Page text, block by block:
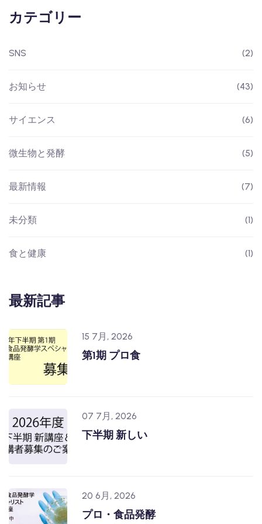
カテゴリー
SNS (2)
お知らせ (43)
サイエンス (6)
微生物と発酵 (5)
最新情報 (7)
未分類 (1)
食と健康 (1)
最新記事
15 7月, 2026
第1期 プロ食
07 7月, 2026
下半期 新しい
20 6月, 2026
プロ・食品発酵